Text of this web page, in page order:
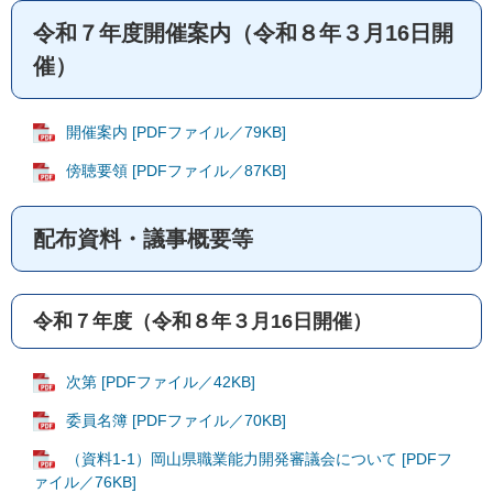
令和７年度開催案内（令和８年３⽉16⽇開
催）
開催案内 [PDFファイル／79KB]
傍聴要領 [PDFファイル／87KB]
配布資料・議事概要等
令和７年度（令和８年３月16日開催）
次第 [PDFファイル／42KB]
委員名簿 [PDFファイル／70KB]
（資料1-1）岡山県職業能力開発審議会について [PDFフ
ァイル／76KB]